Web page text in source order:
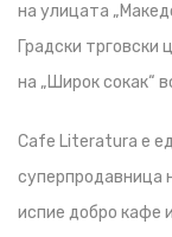
на улицата
Градски трговски
на „Широк сокак“
Cafe Literatura е
суперпродавница
испие добро кафе